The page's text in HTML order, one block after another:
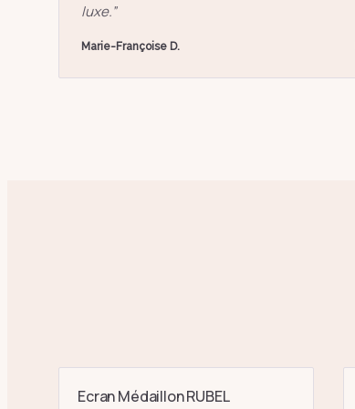
luxe.”
Marie-Françoise D.
Ecran Médaillon RUBEL